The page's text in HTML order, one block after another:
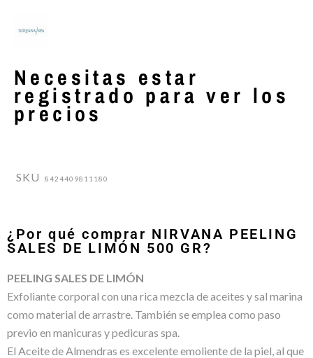
Necesitas estar
registrado para ver los
precios
SKU 8424409811180
¿Por qué comprar NIRVANA PEELING
SALES DE LIMÓN 500 GR?
PEELING SALES DE LIMÓN
Exfoliante corporal con una rica mezcla de aceites y sal marina
como material de arrastre. También se emplea como paso
previo en manicuras y pedicuras spa.
El Aceite de Almendras es excelente emoliente de la piel, al que